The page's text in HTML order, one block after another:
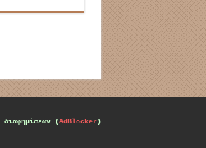
διαφημίσεων (AdBlocker)